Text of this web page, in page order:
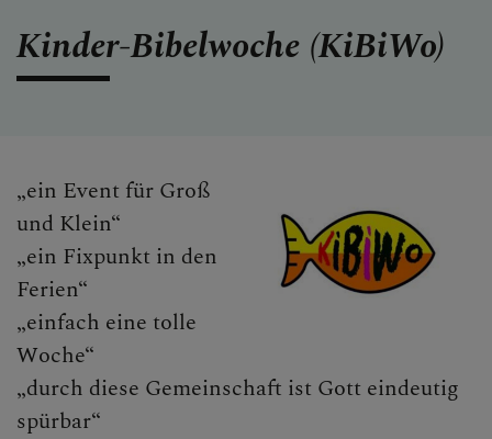
ALLGEMEINE
GOTTESDIENSTORDNUN
G
KONTAKT
Kinder-Bibelwoche (KiBiWo)
„ein Event für Groß
und Klein“
„ein Fixpunkt in den
Ferien“
„einfach eine tolle
Woche“
„durch diese Gemeinschaft ist Gott eindeutig
spürbar“